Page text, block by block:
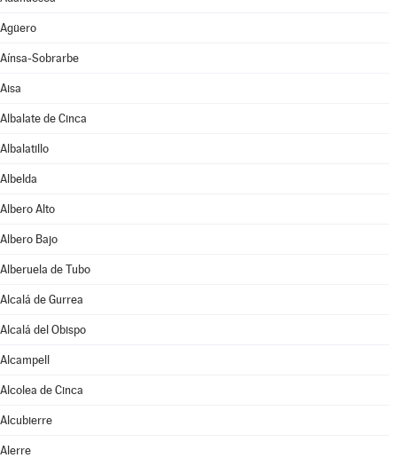
Agüero
Aínsa-Sobrarbe
Aisa
Albalate de Cinca
Albalatillo
Albelda
Albero Alto
Albero Bajo
Alberuela de Tubo
Alcalá de Gurrea
Alcalá del Obispo
Alcampell
Alcolea de Cinca
Alcubierre
Alerre